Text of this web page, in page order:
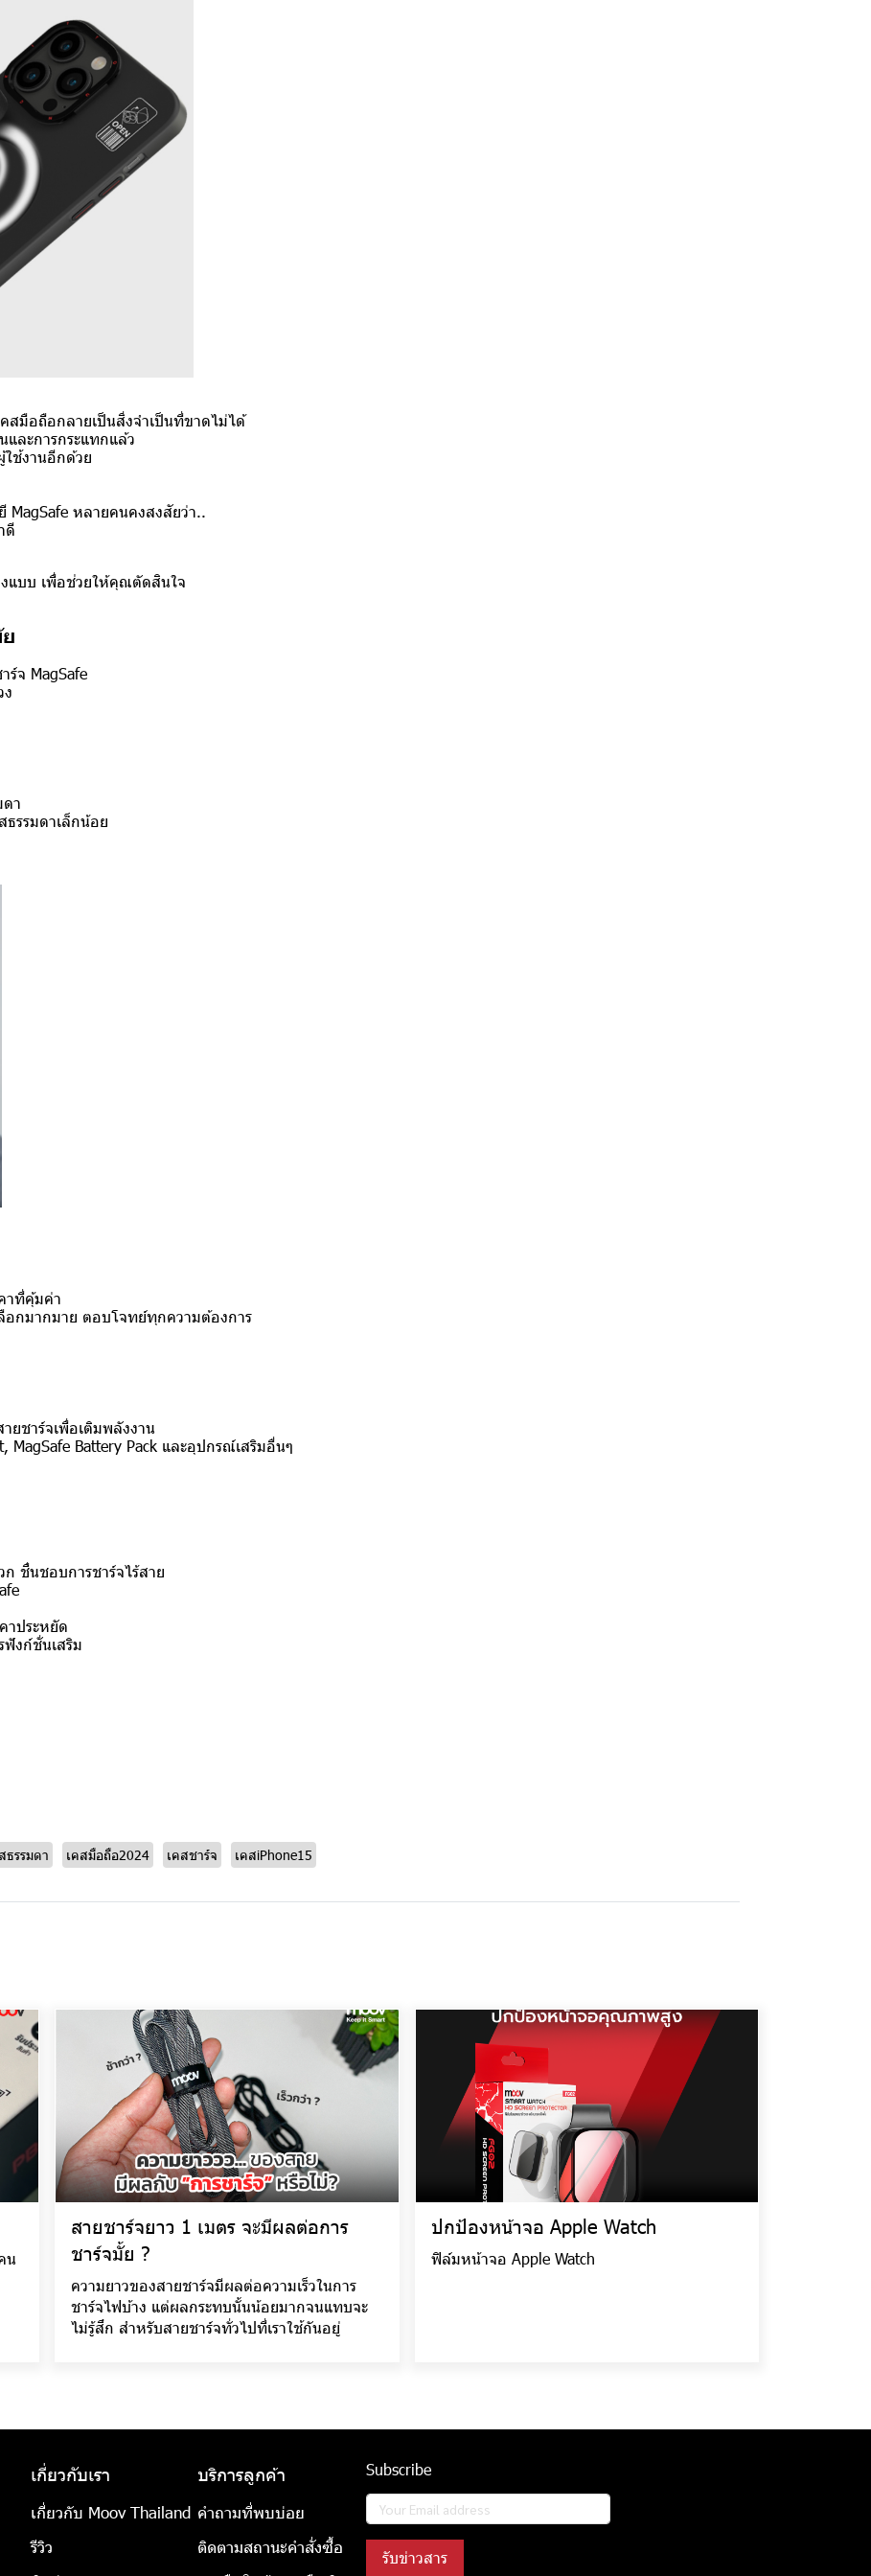
สมือถือกลายเป็นสิ่งจำเป็นที่ขาดไม่ได้
ละการกระแทกแล้ว
ช้งานอีกด้วย
MagSafe หลายคนคงสงสัยว่า..
ดี
งแบบ เพื่อช่วยให้คุณตัดสินใจ
ร์จ MagSafe
ดา
ธรรมดาเล็กน้อย
าที่คุ้มค่า
อกมากมาย ตอบโจทย์ทุกความต้องการ
ยชาร์จเพื่อเติมพลังงาน
MagSafe Battery Pack และอุปกรณ์เสริมอื่นๆ
ชื่นชอบการชาร์จไร้สาย
าประหยัด
งก์ชั่นเสริม
ธรรมดา เคสมือถือ2024 เคสชาร์จ เคสiPhone15
น
สายชาร์จยาว 1 เมตร จะมีผลต่อการ
ชาร์จมั้ย ?
ความยาวของสายชาร์จมีผลต่อความเร็วในการ
ชาร์จไฟบ้าง แต่ผลกระทบนั้นน้อยมากจนแทบจะ
ไม่รู้สึก สำหรับสายชาร์จทั่วไปที่เราใช้กันอยู่
ปกป้องหน้าจอ Apple Watch
ฟิล์มหน้าจอ Apple Watch
เกี่ยวกับเรา
เกี่ยวกับ Moov Thailand
รีวิว
บริการลูกค้า
คำถามที่พบบ่อย
ติดตามสถานะคำสั่งซื้อ
Subscribe
รับข่าวสาร